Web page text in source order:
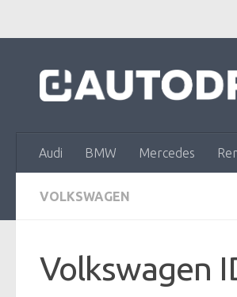
Audi BMW Mercedes
VOLKSWAGEN
Volkswagen